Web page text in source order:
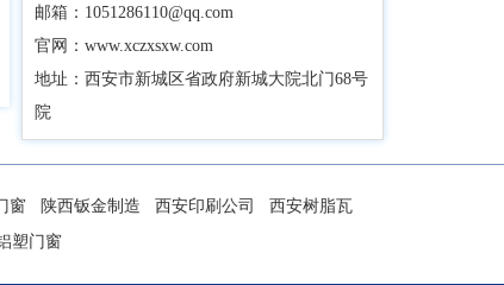
邮箱：1051286110@qq.com
官网：www.xczxsxw.com
地址：西安市新城区省政府新城大院北门68号
院
窗 陕西钣金制造 西安印刷公司
西安树脂瓦
塑门窗